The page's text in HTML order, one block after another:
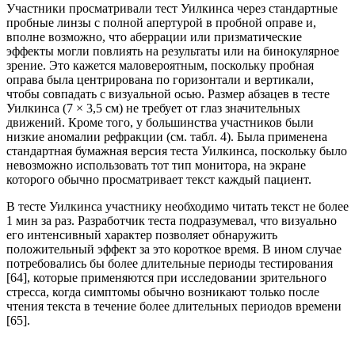
Участники просматривали тест Уилкинса через стандартные
пробные линзы с полной апертурой в пробной оправе и,
вполне возможно, что аберрации или призматические
эффекты могли повлиять на результаты или на бинокулярное
зрение. Это кажется маловероятным, поскольку пробная
оправа была центрирована по горизонтали и вертикали,
чтобы совпадать с визуальной осью. Размер абзацев в тесте
Уилкинса (7 × 3,5 см) не требует от глаз значительных
движений. Кроме того, у большинства участников были
низкие аномалии рефракции (см. табл. 4). Была применена
стандартная бумажная версия теста Уилкинса, поскольку было
невозможно использовать тот тип монитора, на экране
которого обычно просматривает текст каждый пациент.
В тесте Уилкинса участнику необходимо читать текст не более
1 мин за раз. Разработчик теста подразумевал, что визуально
его интенсивный характер позволяет обнаружить
положительный эффект за это короткое время. В ином случае
потребовались бы более длительные периоды тестирования
[64], которые применяются при исследовании зрительного
стресса, когда симптомы обычно возникают только после
чтения тек­ста в течение более длительных периодов времени
[65].